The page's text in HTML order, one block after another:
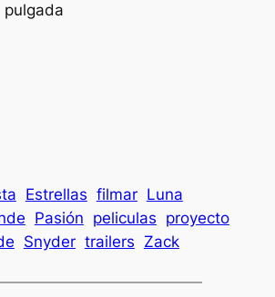
pulgada
Estrellas filmar Luna
Pasión peliculas proyecto
Snyder trailers Zack